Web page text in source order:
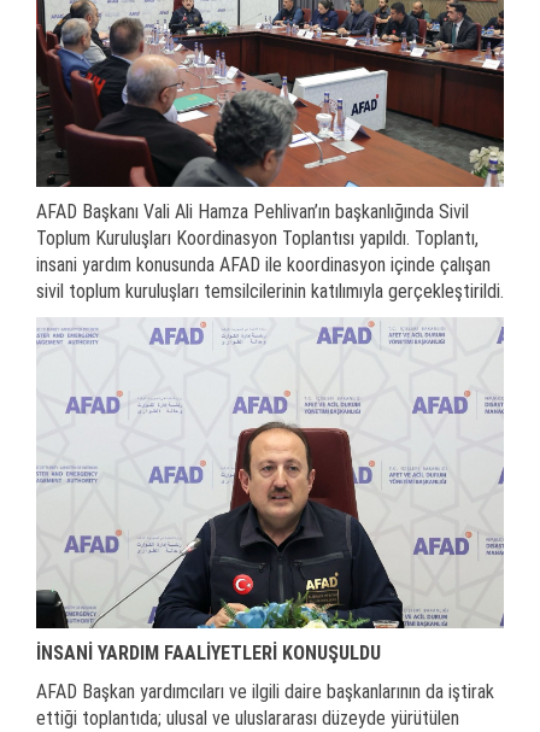
AFAD Başkanı Vali Ali Hamza Pehlivan’ın başkanlığında Sivil
Toplum Kuruluşları Koordinasyon Toplantısı yapıldı. Toplantı,
insani yardım konusunda AFAD ile koordinasyon içinde çalışan
sivil toplum kuruluşları temsilcilerinin katılımıyla gerçekleştirildi.
İNSANİ YARDIM FAALİYETLERİ KONUŞULDU
AFAD Başkan yardımcıları ve ilgili daire başkanlarının da iştirak
ettiği toplantıda; ulusal ve uluslararası düzeyde yürütülen